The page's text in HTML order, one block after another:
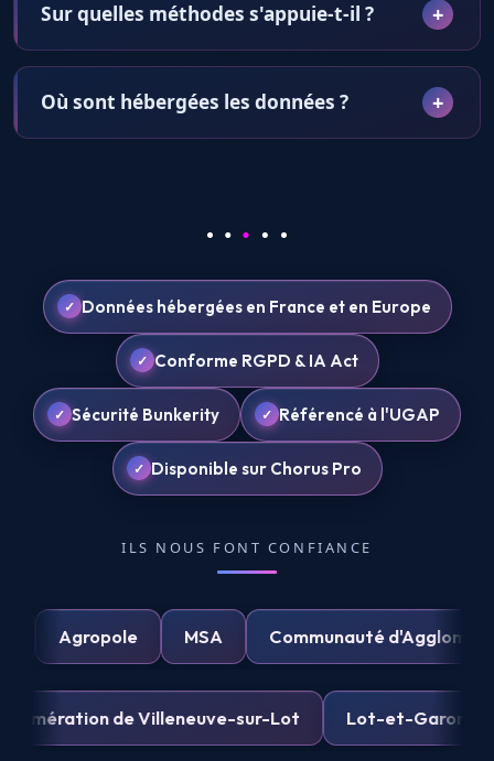
Sur quelles méthodes s'appuie-t-il ?
Où sont hébergées les données ?
Données hébergées en France et en Europe
Conforme RGPD & IA Act
Sécurité Bunkerity Référencé à l'UGAP
Disponible sur Chorus Pro
ILS NOUS FONT CONFIANCE
Agropole Communauté
de Villeneuve-sur-Lot Lot-et-Garonne